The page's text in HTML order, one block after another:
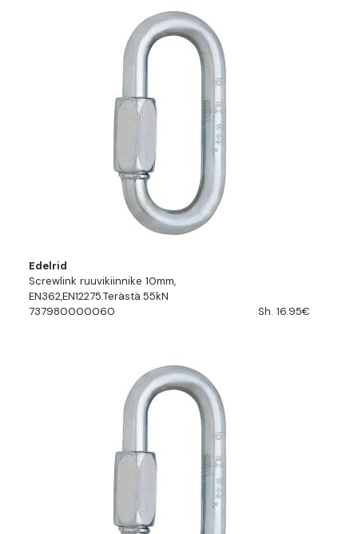
Edelrid
Screwlink ruuvikiinnike 10mm,
EN362,EN12275.Terästä.55kN
737980000060
Sh. 16.95€